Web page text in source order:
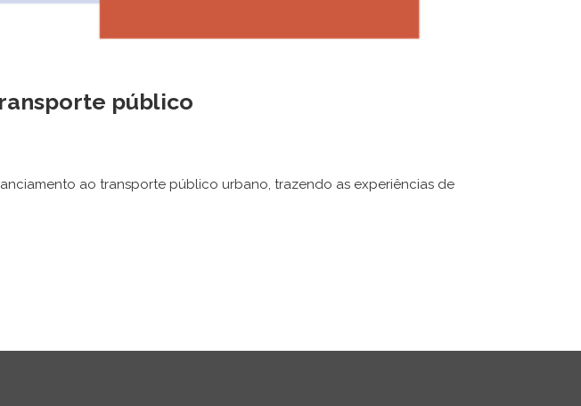
público
ao transporte público urbano, trazendo as experiências de